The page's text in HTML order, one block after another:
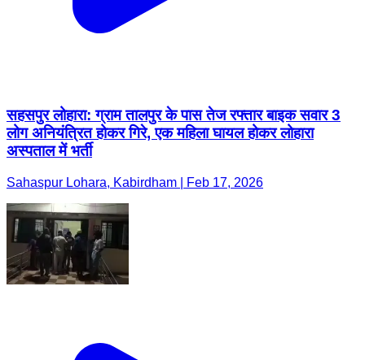
सहसपुर लोहारा: ग्राम तालपुर के पास तेज रफ्तार बाइक सवार 3
लोग अनियंत्रित होकर गिरे, एक महिला घायल होकर लोहारा
अस्पताल में भर्ती
Sahaspur Lohara, Kabirdham | Feb 17, 2026